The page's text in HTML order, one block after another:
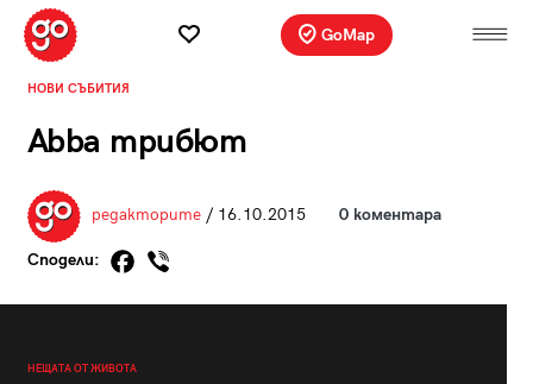
GoMap
НОВИ СЪБИТИЯ
Abba трибют
редакторите/ 16.10.2015 0 коментара
Сподели:
НЕЩАТА ОТ ЖИВОТА